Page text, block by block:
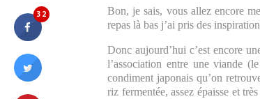
Bon, je sais, vous allez encore
repas là bas j’ai pris des
Donc aujourd’hui c’est encore
l’association entre une viande
condiment japonais qu’on
riz fermentée, assez épaisse et
32